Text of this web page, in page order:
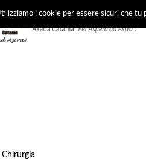
i cookie per essere sicuri che tu